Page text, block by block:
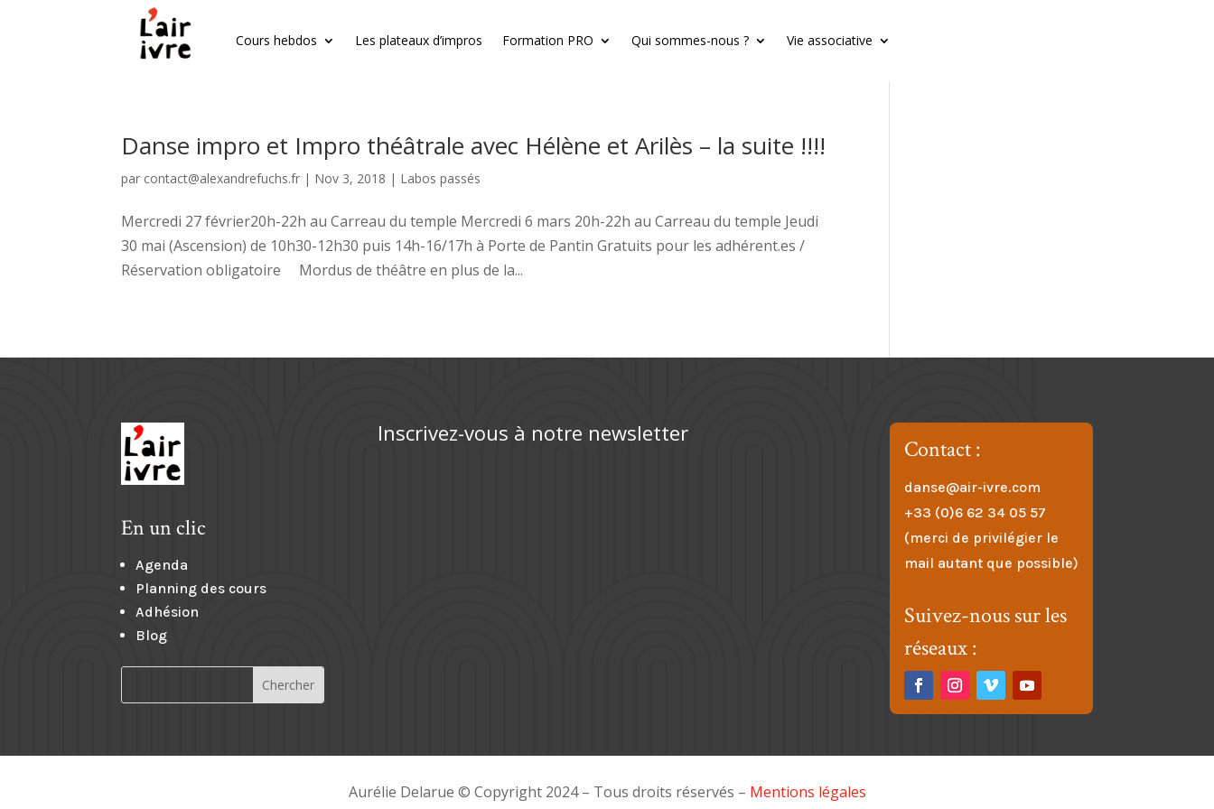
Cours hebdos Les plateaux d’impros Formation PRO Qui sommes-nous ? Vie associative
Danse impro et Impro théâtrale avec Hélène et Arilès – la suite !!!!
par contact@alexandrefuchs.fr | Nov 3, 2018 | Labos passés
Mercredi 27 février20h-22h au Carreau du temple Mercredi 6 mars 20h-22h au Carreau du temple Jeudi
30 mai (Ascension) de 10h30-12h30 puis 14h-16/17h à Porte de Pantin Gratuits pour les adhérent.es /
Réservation obligatoire Mordus de théâtre en plus de la...
En un clic
Agenda
Planning des cours
Adhésion
Blog
Inscrivez-vous à notre newsletter
Contact :
danse@air-ivre.com
+33 (0)6 62 34 05 57
(merci de privilégier le
mail autant que possible)
Suivez-nous sur les
réseaux :
Aurélie Delarue © Copyright 2024 – Tous droits réservés – Mentions légales